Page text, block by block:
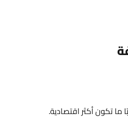
ما تكون أكثر اقتصادية.